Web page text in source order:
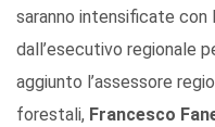
saranno intensificate con
dall’esecutivo regionale
aggiunto l’assessore
forestali, Francesco